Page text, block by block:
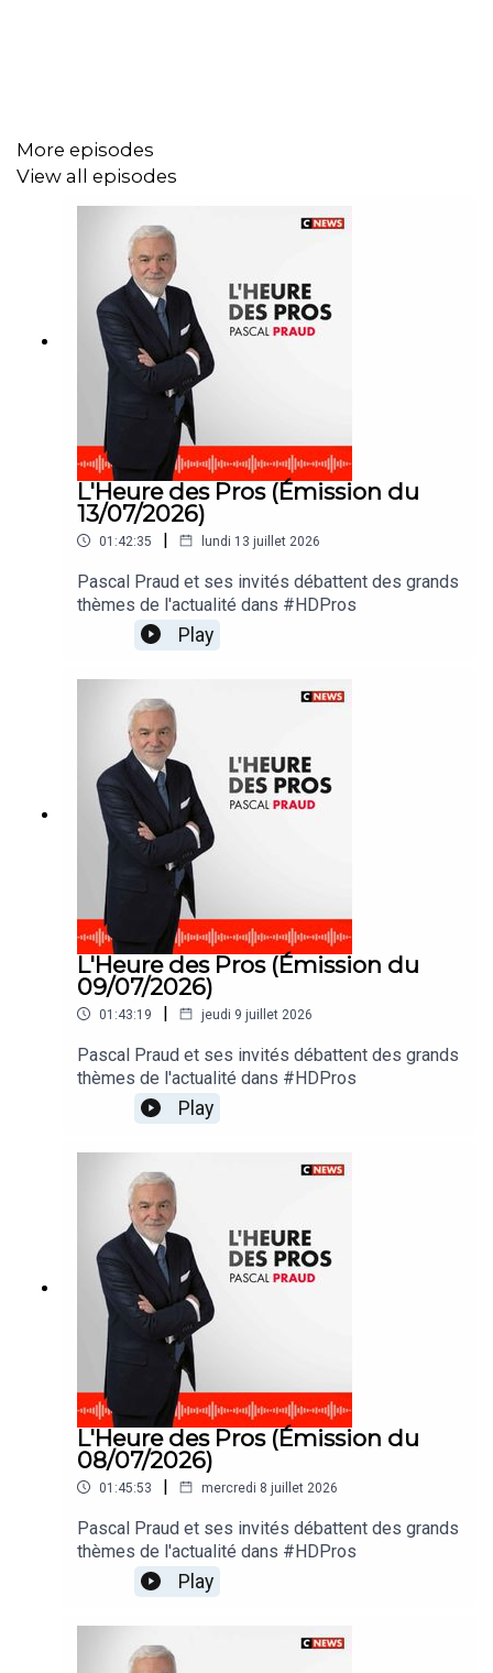
More episodes
View all episodes
L'Heure des Pros (Émission du
13/07/2026)
01:42:35 | lundi 13 juillet 2026
Pascal Praud et ses invités débattent des grands
thèmes de l'actualité dans #HDPros
Play
L'Heure des Pros (Émission du
09/07/2026)
01:43:19 | jeudi 9 juillet 2026
Pascal Praud et ses invités débattent des grands
thèmes de l'actualité dans #HDPros
Play
L'Heure des Pros (Émission du
08/07/2026)
01:45:53 | mercredi 8 juillet 2026
Pascal Praud et ses invités débattent des grands
thèmes de l'actualité dans #HDPros
Play